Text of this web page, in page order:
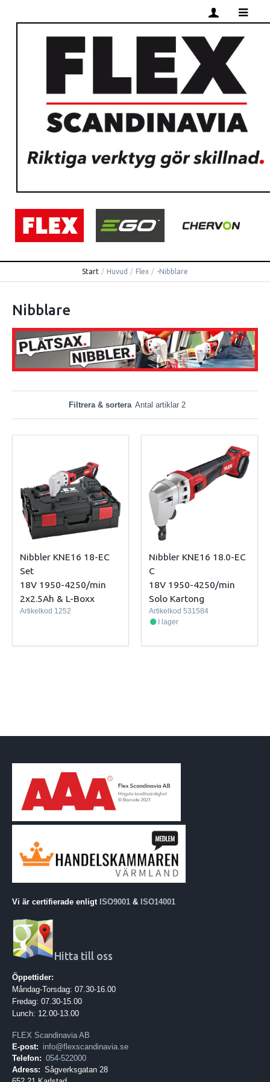
Start / Huvud / Flex / -Nibblare
Nibblare
Filtrera & sortera Antal artiklar 2
Nibbler KNE16 18-EC
Set
18V 1950-4250/min
2x2.5Ah & L-Boxx
Artikelkod 1252
Nibbler KNE16 18.0-EC
C
18V 1950-4250/min
Solo Kartong
Artikelkod 531584
I lager
Vi är certifierade enligt ISO9001 & ISO14001
Hitta till oss
Öppettider:
Måndag-Torsdag: 07.30-16.00
Fredag: 07.30-15.00
Lunch: 12.00-13.00
FLEX Scandinavia AB
E-post: info@flexscandinavia.se
Telefon: 054-522000
Adress: Sågverksgatan 28